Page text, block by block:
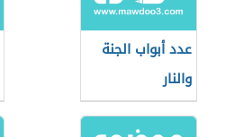
عدد أبواب الجنة
والنار